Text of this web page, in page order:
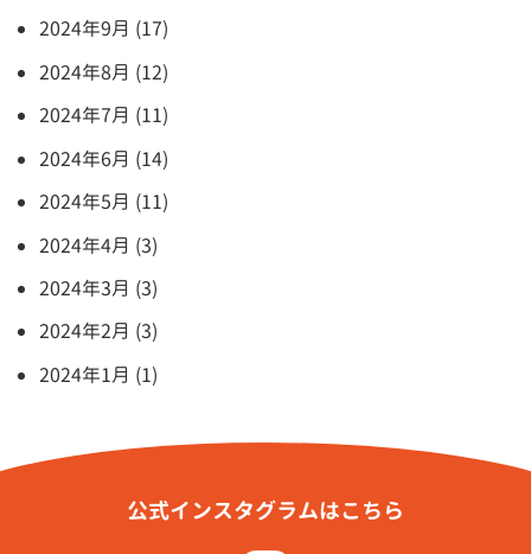
2024年9月 (17)
2024年8月 (12)
2024年7月 (11)
2024年6月 (14)
2024年5月 (11)
2024年4月 (3)
2024年3月 (3)
2024年2月 (3)
2024年1月 (1)
公式インスタグラムはこちら